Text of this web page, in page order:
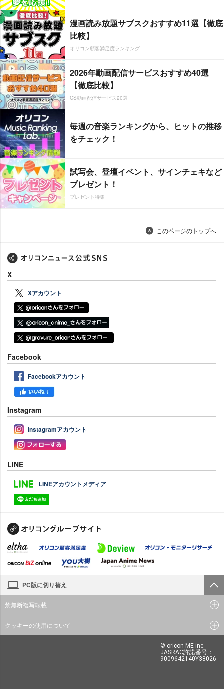
漫画読み放題サブスクおすすめ11選【徹底
比較】
オリコン顧客満足度ランキング
2026年動画配信サービスおすすめ40選
【徹底比較】
CS動画配信サービス20選
毎週の音楽ランキングから、ヒットの推移
をチェック！
試写会、登壇イベント、サインチェキなど
プレゼント！
プレゼント特集
このページのトップへ
X
Xアカウント
Facebook
Facebookアカウント
Instagram
Instagramアカウント
LINE
LINEアカウントメディア
PC版に切り替え
禁無断複写転載
クッキーの使用について
© oricon ME inc.
JASRAC許諾番号：
9009642140Y38026